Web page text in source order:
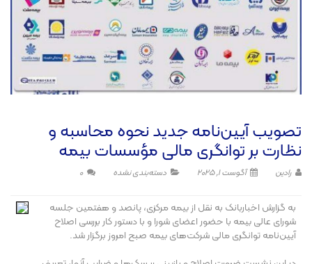
تصویب آیین‌نامه جدید نحوه محاسبه و
نظارت بر توانگری مالی مؤسسات بیمه
رادین آگوست 1, 2025 دسته‌بندی نشده 0
به گزارش اخباربانک به نقل از بیمه مرکزی، پانصد و هفتمین جلسه
شورای عالی بیمه با حضور اعضای شورا و با دستور کار بررسی اصلاح
آیین‌نامه توانگری مالی شرکت‌های بیمه صبح امروز برگزار شد.